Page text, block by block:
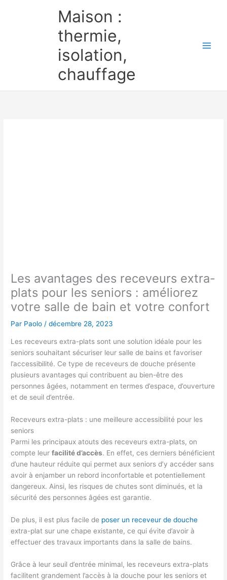
Maison :
thermie,
isolation,
chauffage
Les avantages des receveurs extra-
plats pour les seniors : améliorez
votre salle de bain et votre confort
Par Paolo/décembre 28, 2023
Les receveurs extra-plats sont une solution idéale pour les
seniors souhaitant sécuriser leur salle de bains et favoriser
l’accessibilité. Ce type de receveurs de douche présente
plusieurs avantages qui contribuent au bien-être des
personnes âgées, notamment en termes d’espace, d’ouverture
et de seuil d’entrée.
Receveurs extra-plats : une meilleure accessibilité pour les
seniors
Parmi les principaux atouts des receveurs extra-plats, on
compte leurfacilité d’accès. En effet, ces derniers bénéficient
d’une hauteur réduite qui permet aux seniors d’y accéder sans
avoir à enjamber un rebord inconfortable et potentiellement
dangereux. Ainsi, les risques de chutes sont diminués, et la
sécurité des personnes âgées est garantie.
De plus, il est plus facile de poser un receveur de douche
extra-plat sur une chape existante, ce qui évite d’avoir à
effectuer des travaux importants dans la salle de bains.
Grâce à leur seuil d’entrée minimal, les receveurs extra-plats
facilitent grandement l’accès à la douche pour les seniors et